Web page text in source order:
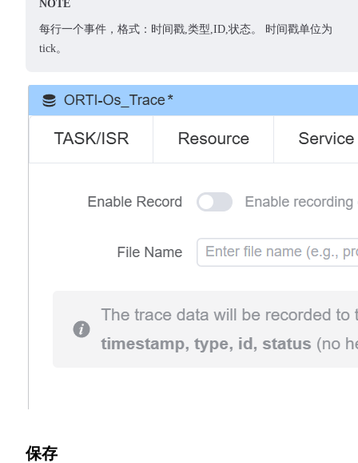
NOTE
每行一个事件，格式：时间戳,类型,ID,状态。 时间戳单位为
tick。
保存